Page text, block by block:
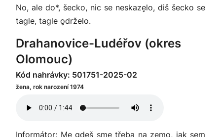
No, ale do*, šecko, nic se neskaze̬lo, diš šecko se
tagle, tagle o̬drželo.
Drahanovice-Ludéřov (okres
Olomouc)
Kód nahrávky: 501751-2025-02
žena, rok narození 1974
Informátor: Me̬ gde̬š sme třeba na ze̬mo̬, jak sem